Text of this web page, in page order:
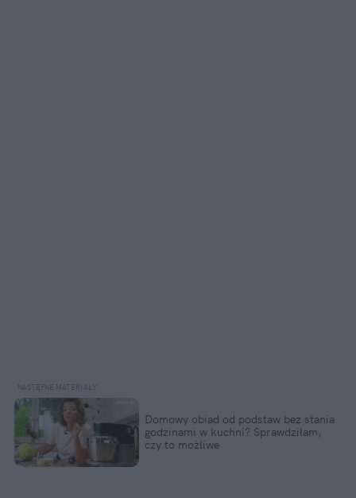
Domowy obiad od podstaw bez stania
godzinami w kuchni? Sprawdziłam,
czy to możliwe